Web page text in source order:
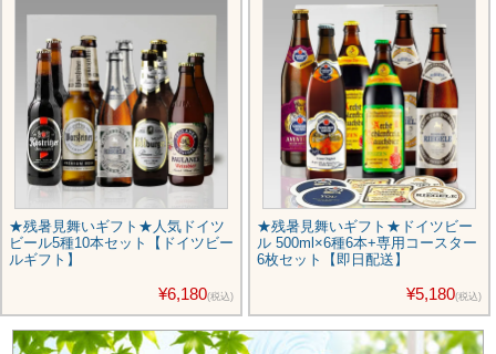
★残暑見舞いギフト★人気ドイツ
ビール5種10本セット【ドイツビー
ルギフト】
¥6,180(税込)
★残暑見舞いギフト★ドイツビー
ル 500ml×6種6本+専用コースター
6枚セット【即日配送】
¥5,180(税込)